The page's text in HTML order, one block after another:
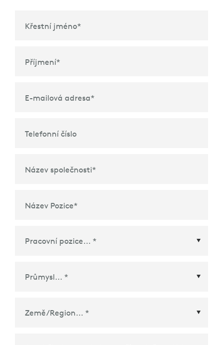
Křestní jméno*
Příjmení*
E-mailová adresa*
Telefonní číslo
Název společnosti*
Název Pozice*